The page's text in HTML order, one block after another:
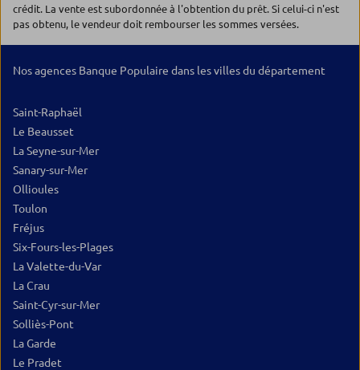
crédit. La vente est subordonnée à l'obtention du prêt. Si celui-ci n'est
pas obtenu, le vendeur doit rembourser les sommes versées.
Nos agences Banque Populaire dans les villes du département
Saint-Raphaël
Le Beausset
La Seyne-sur-Mer
Sanary-sur-Mer
Ollioules
Toulon
Fréjus
Six-Fours-les-Plages
La Valette-du-Var
La Crau
Saint-Cyr-sur-Mer
Solliès-Pont
La Garde
Le Pradet